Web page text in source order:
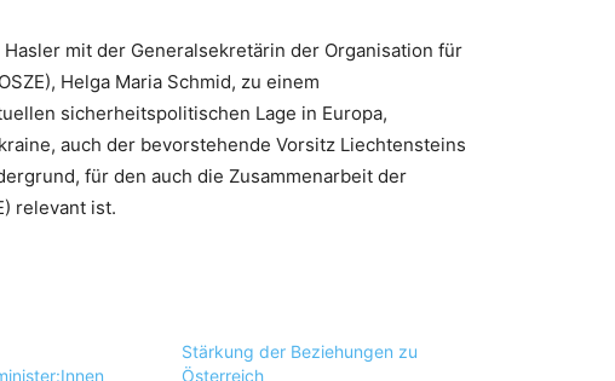
mit der Generalsekretärin der Organisation für
Helga Maria Schmid, zu einem
sicherheitspolitischen Lage in Europa,
auch der bevorstehende Vorsitz Liechtensteins
für den auch die Zusammenarbeit der
relevant ist.
Stärkung der Beziehungen zu
Österreich